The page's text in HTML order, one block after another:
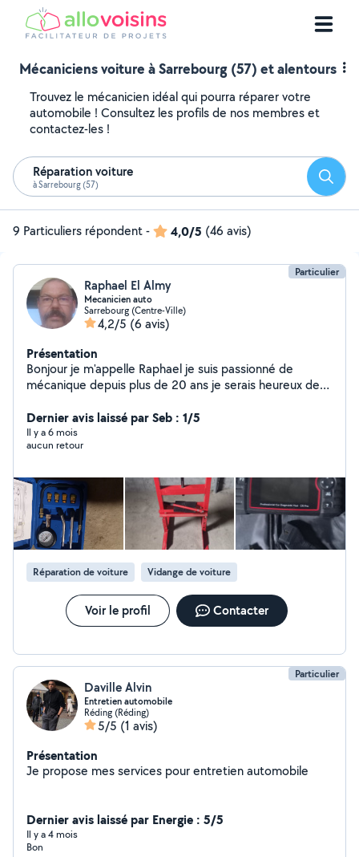
Mécaniciens voiture à Sarrebourg (57) et alentours
Trouvez le mécanicien idéal qui pourra réparer votre
automobile ! Consultez les profils de nos membres et
contactez-les !
Réparation voiture
à Sarrebourg (57)
9 Particuliers répondent- 4,0/5 (46 avis)
Particulier
Raphael El Almy
Mecanicien auto
Sarrebourg (Centre-Ville)
4,2/5 (6 avis)
Présentation
Bonjour je m'appelle Raphael je suis passionné de
mécanique depuis plus de 20 ans je serais heureux de
vidanges de tous les fluides boite de vitesses
mécanique vidange huile moteur plus tous les filtres
changement des disques et plaquettes avant et arrière
méssage je fait aussi les diagnostiques à la valise de
diag
Dernier avis laissé par Seb : 1/5
Il y a 6 mois
aucun retour
Réparation de voiture Vidange de voiture
Voir le profil Contacter
Particulier
Daville Alvin
Entretien automobile
Réding (Réding)
5/5 (1 avis)
Présentation
Je propose mes services pour entretien automobile
Dernier avis laissé par Energie : 5/5
Il y a 4 mois
Bon